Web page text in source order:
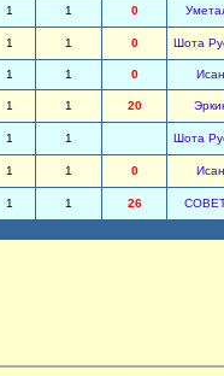
1 1 0
1 1 0 Шота
1 1 0
1 1 20
1 1 Шота
1 1 0
1 1 26